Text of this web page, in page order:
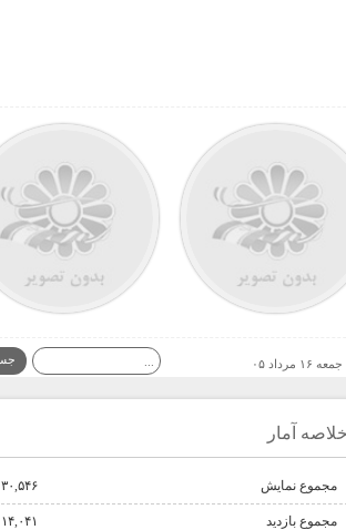
جمعه ۱۶ مرداد ۰۵
آمار
مجموع نمایش‌ ۳۰,۵۴۶
مجموع بازدید ۱۴,۰۴۱